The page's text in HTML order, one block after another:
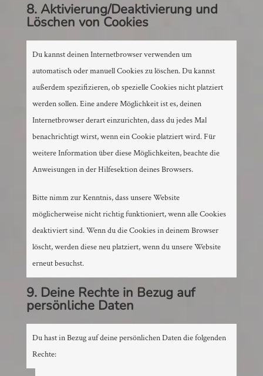
8. Aktivierung/Deaktivierung und
Löschen von Cookies
Du kannst deinen Internetbrowser verwenden um
automatisch oder manuell Cookies zu löschen. Du kannst
außerdem spezifizieren, ob spezielle Cookies nicht platziert
werden sollen. Eine andere Möglichkeit ist es, deinen
Internetbrowser derart einzurichten, dass du jedes Mal
benachrichtigt wirst, wenn ein Cookie platziert wird. Für
weitere Information über diese Möglichkeiten, beachte die
Anweisungen in der Hilfesektion deines Browsers.
Bitte nimm zur Kenntnis, dass unsere Website
möglicherweise nicht richtig funktioniert, wenn alle Cookies
deaktiviert sind. Wenn du die Cookies in deinem Browser
löscht, werden diese neu platziert, wenn du unsere Website
erneut besuchst.
9. Deine Rechte in Bezug auf
persönliche Daten
Du hast in Bezug auf deine persönlichen Daten die folgenden
Rechte: